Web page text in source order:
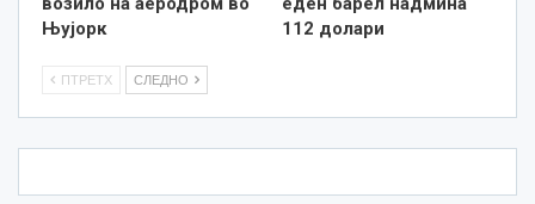
Њујорк
112 долари
ПТРЕТХ СЛЕДНО